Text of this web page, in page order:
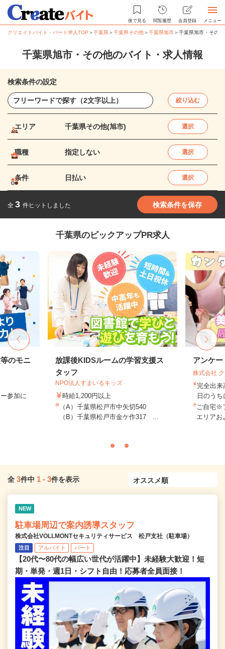
後で見る 閲覧履歴 会員登録 メニュー
クリエイトバイト・パート求人TOP ＞千葉県＞千葉県その他＞千葉県旭市＞千葉県旭市・その
千葉県旭市・その他のバイト・求人情報
検索条件の設定
絞り込む
エリア 千葉県その他(旭市) 選択
職種 指定しない 選択
条件 日払い 選択
全 3 件ヒットしました 検索条件を保存
千葉県のピックアップPR求人
のモニ
参加に
放課後KIDSルームの学習支援ス
タッフ
NPO法人すまいるキッズ
時給1,200円以上
（A）千葉県松戸市中矢切540
（B）千葉県松戸市金ケ作317 ...
アンケ
株式会社
完全出
日のう
ご自宅※
エリアお
全 3件中 1 - 3件を表示
NEW
駐車場周辺で案内誘導スタッフ
株式会社VOLLMONTセキュリティサービス 松戸支社（駐車場）
注目 アルバイト パート
【20代〜80代の幅広い世代が活躍中】未経験大歓迎！短
期・単発・週1日・シフト自由！応募者全員面接！